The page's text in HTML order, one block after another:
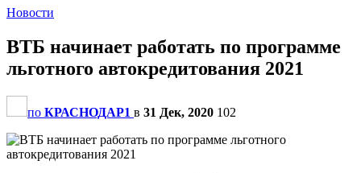
Новости
ВТБ начинает работать по программе
льготного автокредитования 2021
по КРАСНОДАР1 в 31 Дек, 2020 102